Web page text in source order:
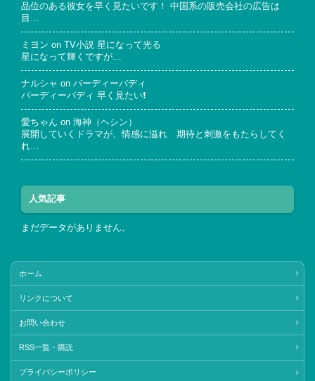
品位のある彼女を早く見たいです！ 中国系の販売会社の広告は
目…
ミヨン on TV小説 星になって光る
星になって輝くですが…
ナルシャ on バーディーバディ
バーディーバディ 早く見たい❗
愛ちゃん on 海神（ヘシン）
展開していくドラマが、情感に溢れ 期待と刺激をもたらしてく
れ…
人気記事
まだデータがありません。
ホーム
リンクについて
お問い合わせ
RSS一覧・購読
プライバシーポリシー